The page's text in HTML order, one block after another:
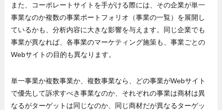
また、コーポレートサイトを手がける際には、その企業が単一
事業なのか複数の事業ポートフォリオ（事業の一覧）を展開し
ているかも、分析内容に大きな影響を与えます。同じ企業でも
事業が異なれば、各事業のマーケティング施策も、事業ごとの
Webサイトの目的も異なります。
単一事業か複数事業か、複数事業なら、どの事業がWebサイト
で優先して訴求すべき事業なのか、それぞれの事業は商材は異
なるがターゲットは同じなのか、同じ商材だが異なるターゲッ